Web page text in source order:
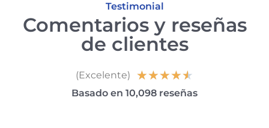
Testimonial
Comentarios y reseñas
de clientes
(Excelente) ★★★★★
Basado en 10,098 reseñas